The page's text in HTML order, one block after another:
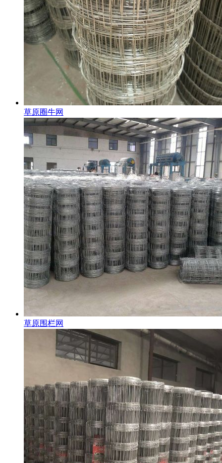
草原圈牛网
草原围栏网